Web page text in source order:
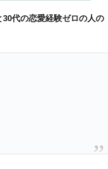
30代の恋愛経験ゼロの人の